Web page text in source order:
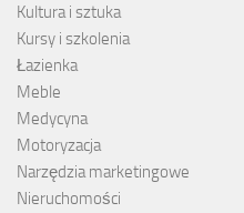
Kultura i sztuka
Kursy i szkolenia
Łazienka
Meble
Medycyna
Motoryzacja
Narzędzia marketingowe
Nieruchomości